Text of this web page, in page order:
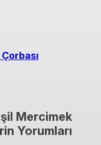
Mercimek
Yorumları